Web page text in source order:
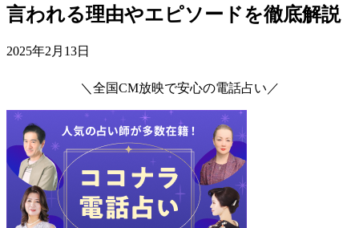
言われる理由やエピソードを徹底解説
2025年2月13日
＼全国CM放映で安心の電話占い／